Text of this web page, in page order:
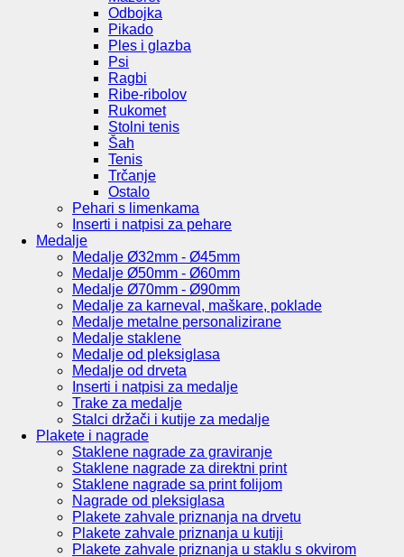
Odbojka
Pikado
Ples i glazba
Psi
Ragbi
Ribe-ribolov
Rukomet
Stolni tenis
Šah
Tenis
Trčanje
Ostalo
Pehari s limenkama
Inserti i natpisi za pehare
Medalje
Medalje Ø32mm - Ø45mm
Medalje Ø50mm - Ø60mm
Medalje Ø70mm - Ø90mm
Medalje za karneval, maškare, poklade
Medalje metalne personalizirane
Medalje staklene
Medalje od pleksiglasa
Medalje od drveta
Inserti i natpisi za medalje
Trake za medalje
Stalci držači i kutije za medalje
Plakete i nagrade
Staklene nagrade za graviranje
Staklene nagrade za direktni print
Staklene nagrade sa print folijom
Nagrade od pleksiglasa
Plakete zahvale priznanja na drvetu
Plakete zahvale priznanja u kutiji
Plakete zahvale priznanja u staklu s okvirom